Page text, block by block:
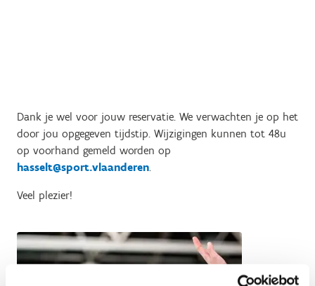
Dank je wel voor jouw reservatie. We verwachten je op het
door jou opgegeven tijdstip. Wijzigingen kunnen tot 48u
op voorhand gemeld worden op
hasselt@sport.vlaanderen.
Veel plezier!